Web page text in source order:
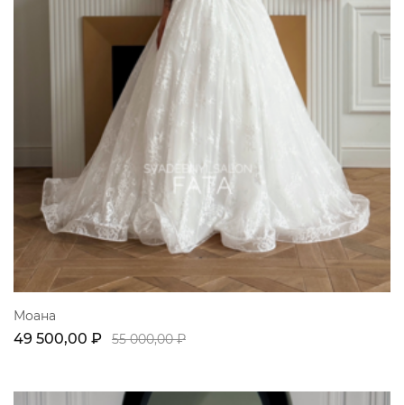
Моана
49 500,00 ₽ 55 000,00 ₽